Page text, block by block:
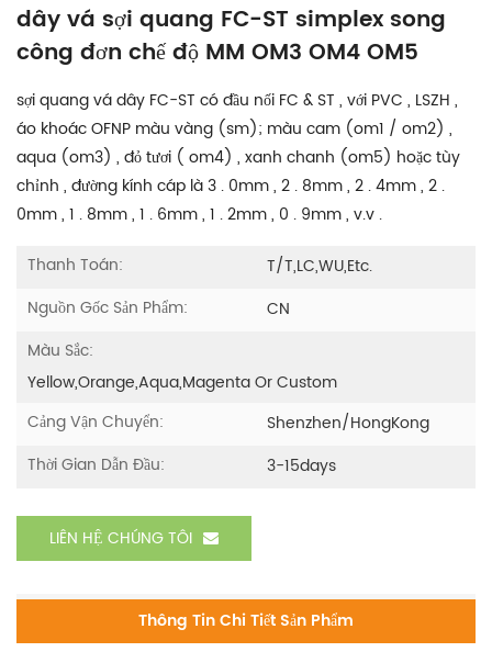
dây vá sợi quang FC-ST simplex song
công đơn chế độ MM OM3 OM4 OM5
sợi quang vá dây FC-ST có đầu nối FC & ST , với PVC , LSZH ,
áo khoác OFNP màu vàng (sm); màu cam (om1 / om2) ,
aqua (om3) , đỏ tươi ( om4) , xanh chanh (om5) hoặc tùy
chỉnh , đường kính cáp là 3 . 0mm , 2 . 8mm , 2 . 4mm , 2 .
0mm , 1 . 8mm , 1 . 6mm , 1 . 2mm , 0 . 9mm , v.v .
Thanh Toán:
T/T,LC,WU,etc.
Nguồn Gốc Sản Phẩm:
CN
Màu Sắc:
Yellow,orange,aqua,magenta Or Custom
Cảng Vận Chuyển:
Shenzhen/HongKong
Thời Gian Dẫn Đầu:
3-15days
LIÊN HỆ CHÚNG TÔI
Thông Tin Chi Tiết Sản Phẩm